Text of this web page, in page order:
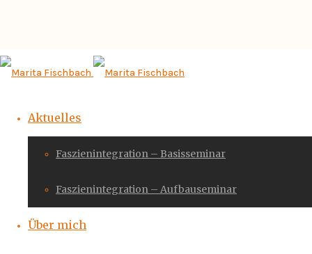
Aktuelles
Faszienintegration – Basisseminar
Faszienintegration – Aufbauseminar
Über mich